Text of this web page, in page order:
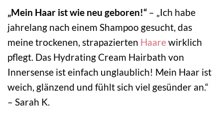
„Mein Haar ist wie neu geboren!“ – „Ich habe
jahrelang nach einem Shampoo gesucht, das
meine trockenen, strapazierten Haarewirklich
pflegt. Das Hydrating Cream Hairbath von
Innersense ist einfach unglaublich! Mein Haar ist
weich, glänzend und fühlt sich viel gesünder an.“
– Sarah K.